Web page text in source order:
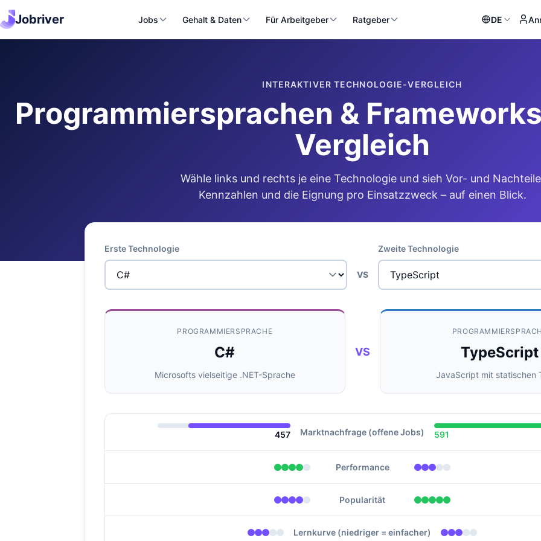
Jobriver Jobs Gehalt & Daten Für Arbeitgeber Ratgeber DE
INTERAKTIVER TECHNOLOGIE-VERGLEICH
Programmiersprachen &
Vergleich
Wähle links und rechts je eine Technologie und sieh Vor- und
Kennzahlen und die Eignung pro Einsatzzweck – auf einen Blick.
Erste Technologie
VS
Zweite Technologie
PROGRAMMIERSPRACHE
C#
Microsofts vielseitige .NET-Sprache
VS TypeScript
JavaScript mit statischen
457 Marktnachfrage (offene Jobs) 591
Performance
Popularität
Lernkurve (niedriger = einfacher)